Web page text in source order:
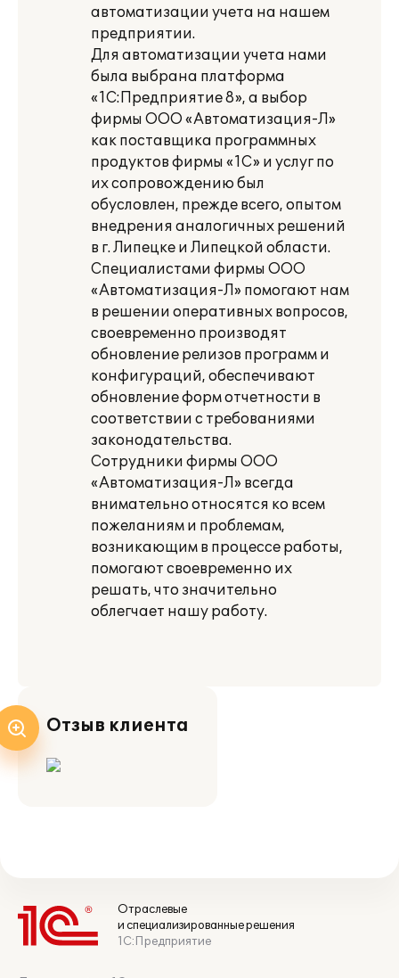
автоматизации учета на нашем
предприятии.
Для автоматизации учета нами
была выбрана платформа
«1С:Предприятие 8», а выбор
фирмы ООО «Автоматизация-Л»
как поставщика программных
продуктов фирмы «1С» и услуг по
их сопровождению был
обусловлен, прежде всего, опытом
внедрения аналогичных решений
в г. Липецке и Липецкой области.
Специалистами фирмы ООО
«Автоматизация-Л» помогают нам
в решении оперативных вопросов,
своевременно производят
обновление релизов программ и
конфигураций, обеспечивают
обновление форм отчетности в
соответствии с требованиями
законодательства.
Сотрудники фирмы ООО
«Автоматизация-Л» всегда
внимательно относятся ко всем
пожеланиям и проблемам,
возникающим в процессе работы,
помогают своевременно их
решать, что значительно
облегчает нашу работу.
Отзыв клиента
Отраслевые
и специализированные решения
1С:Предприятие